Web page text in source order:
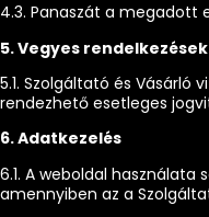
4.3. Panaszát a megadott
5. Vegyes rendelkezések
5.1. Szolgáltató és
rendezhető esetleges
6. Adatkezelés
6.1. A weboldal
amennyiben az a